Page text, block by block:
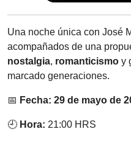
Una noche única con José
acompañados de una
nostalgia, romanticismo y
marcado generaciones.
📅 Fecha: 29 de mayo de
🕘 Hora: 21:00 HRS